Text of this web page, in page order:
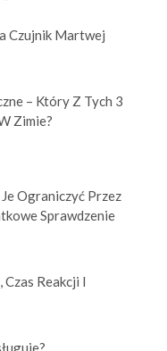
Czujnik Martwej
– Który Z Tych 3
Zimie?
Ograniczyć Przez
Sprawdzenie
Czas Reakcji I